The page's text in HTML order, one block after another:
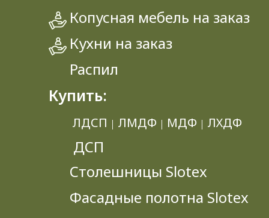
Копусная мебель на заказ
Кухни на заказ
Распил
Купить:
ЛДСП | ЛМДФ | МДФ | ЛХДФ
ДСП
Столешницы Slotex
Фасадные полотна Slotex